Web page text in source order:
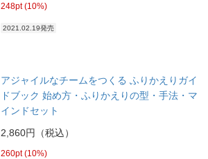
248pt (10%)
2021.02.19発売
アジャイルなチームをつくる ふりかえりガイ
ドブック 始め方・ふりかえりの型・手法・マ
インドセット
2,860円（税込）
260pt (10%)